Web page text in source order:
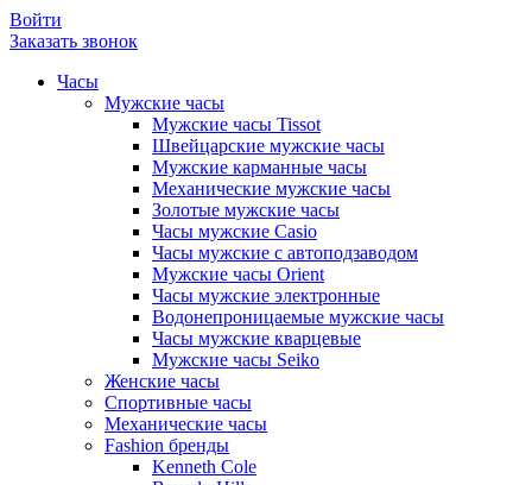
Войти
Заказать звонок
Часы
Мужские часы
Мужские часы Tissot
Швейцарские мужские часы
Мужские карманные часы
Механические мужские часы
Золотые мужские часы
Часы мужские Casio
Часы мужские с автоподзаводом
Мужские часы Orient
Часы мужские электронные
Водонепроницаемые мужские часы
Часы мужские кварцевые
Мужские часы Seiko
Женские часы
Спортивные часы
Механические часы
Fashion бренды
Kenneth Cole